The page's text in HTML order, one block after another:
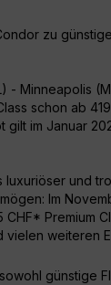
zu
- Minneapolis
schon ab
gilt im Januar
luxuriöser und
Im
Premium
vielen weiteren
günstige